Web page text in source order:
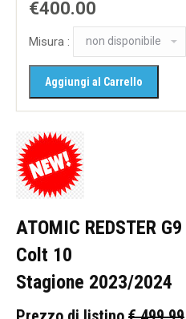
€400.00
Misura :
ATOMIC REDSTER
Colt 10
Stagione 2023/2024